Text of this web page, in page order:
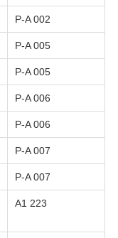
P-A 002
P-A 005
P-A 005
P-A 006
P-A 006
P-A 007
P-A 007
A1 223